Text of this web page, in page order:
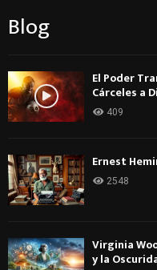
Blog
El Poder
Cárceles a
409
Ernest
2548
Virginia
y la